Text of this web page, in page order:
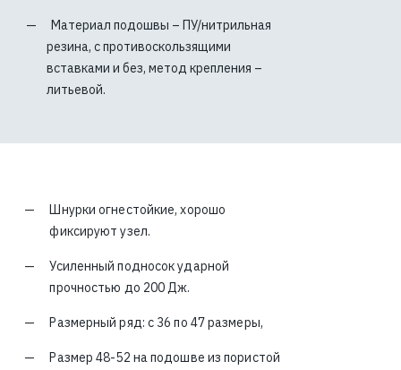
резина, с противоскользящими
вставками и без, метод крепления –
литьевой.
Шнурки огнестойкие, хорошо
фиксируют узел.
Усиленный подносок ударной
прочностью до 200 Дж.
Размерный ряд: с 36 по 47 размеры,
Размер 48-52 на подошве из пористой